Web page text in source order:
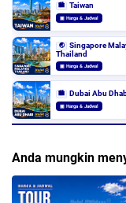
🏙️ Taiwan
▣ Harga & Jadwal
🌏
Singapore
Thailand
▣ Harga & Jadwal
🏙️ Dubai Abu
▣ Harga & Jadwal
Anda mungkin